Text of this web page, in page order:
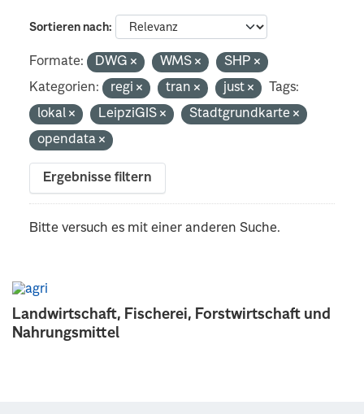
Landwirtschaft, Fischerei, Forstwirtschaft und
Nahrungsmittel
Sortieren nach
Formate: DWG WMS
SHP
Kategorien:
regi tran just
Tags:
lokal
LeipziGIS
Stadtgrundkarte
opendata
Ergebnisse filtern
Bitte versuch es mit einer anderen Suche.